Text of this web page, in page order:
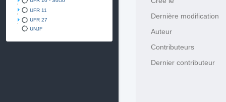
UFR 11
UFR 27
UNJF
Dernière modification
Auteur
Contributeurs
Dernier contributeur